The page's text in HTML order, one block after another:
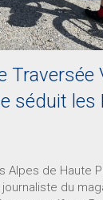
Traversée
séduit les
Alpes de Haute
du